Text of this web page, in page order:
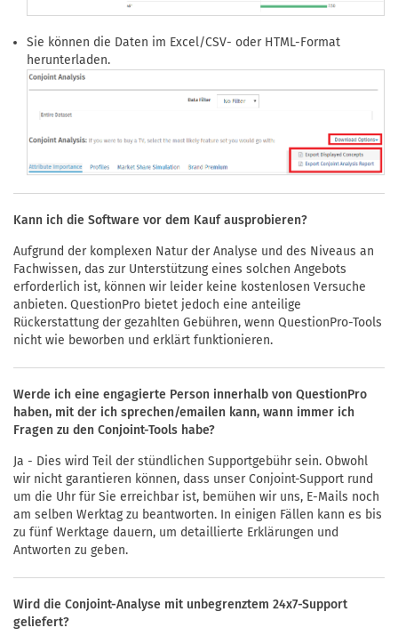
Sie können die Daten im Excel/CSV- oder HTML-Format
herunterladen.
Kann ich die Software vor dem Kauf ausprobieren?
Aufgrund der komplexen Natur der Analyse und des Niveaus an
Fachwissen, das zur Unterstützung eines solchen Angebots
erforderlich ist, können wir leider keine kostenlosen Versuche
anbieten. QuestionPro bietet jedoch eine anteilige
Rückerstattung der gezahlten Gebühren, wenn QuestionPro-Tools
nicht wie beworben und erklärt funktionieren.
Werde ich eine engagierte Person innerhalb von QuestionPro
haben, mit der ich sprechen/emailen kann, wann immer ich
Fragen zu den Conjoint-Tools habe?
Ja - Dies wird Teil der stündlichen Supportgebühr sein. Obwohl
wir nicht garantieren können, dass unser Conjoint-Support rund
um die Uhr für Sie erreichbar ist, bemühen wir uns, E-Mails noch
am selben Werktag zu beantworten. In einigen Fällen kann es bis
zu fünf Werktage dauern, um detaillierte Erklärungen und
Antworten zu geben.
Wird die Conjoint-Analyse mit unbegrenztem 24x7-Support
geliefert?